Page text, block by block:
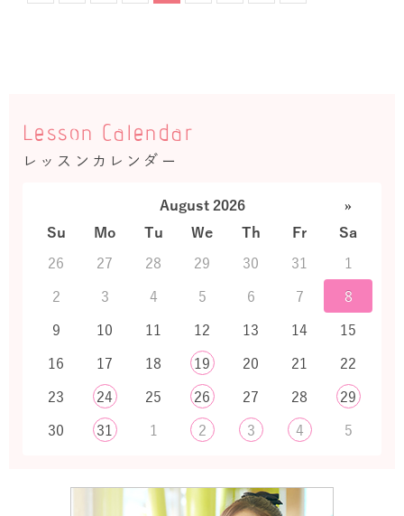
Lesson Calendar
レッスンカレンダー
August 2026
»
Su
Mo Tu We Th Fr
Sa
26
27 28 29 30 31
1
2
3 4 5 6 7
8
9
10 11 12 13 14
15
16
17 18 19 20 21
22
23
24 25 26 27 28
29
30
31 1 2 3 4 5